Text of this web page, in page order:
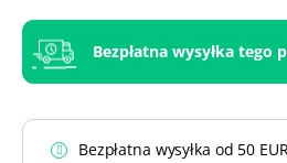
Bezpłatna wysyłka tego
Bezpłatna wysyłka od 50